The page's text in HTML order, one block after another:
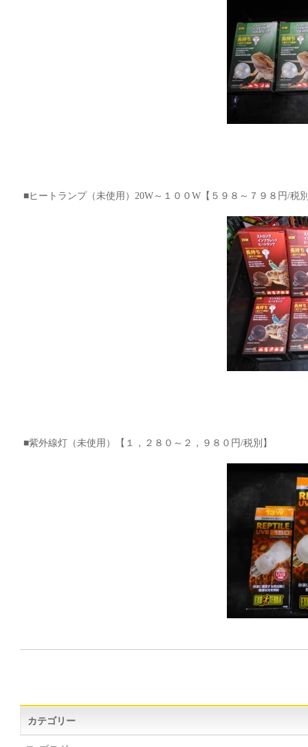
■ヒートランプ（未使用）20W～１００W【５９８～７９８円/税
■紫外線灯（未使用）【１，２８０～２，９８０円/税別】
カテゴリー